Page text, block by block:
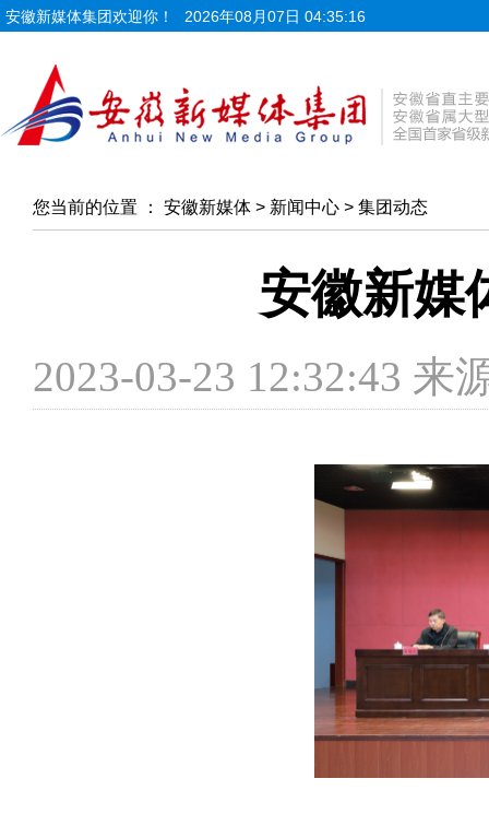
安徽新媒体集团欢迎你！ 2026年08月07日 04:35:18
您当前的位置 ： 安徽新媒体 > 新闻中心 > 集团动态
安徽新媒
2023-03-23 12:32:43 来